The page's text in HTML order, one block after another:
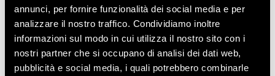
annunci, per fornire funzionalità dei social media e per
analizzare il nostro traffico. Condividiamo inoltre
informazioni sul modo in cui utilizza il nostro sito con i
nostri partner che si occupano di analisi dei dati web,
pubblicità e social media, i quali potrebbero combinarle